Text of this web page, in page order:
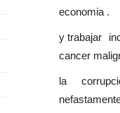
economia .
y trabajar
cancer
la